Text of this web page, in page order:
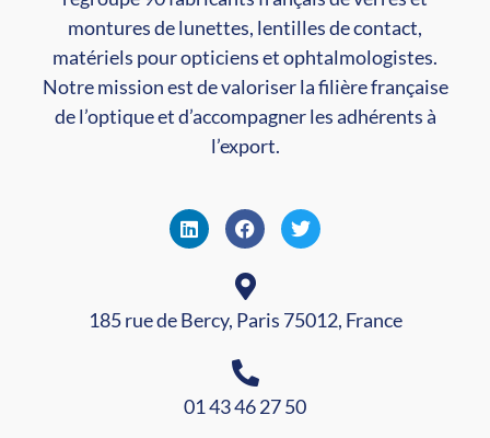
montures de lunettes, lentilles de contact,
matériels pour opticiens et ophtalmologistes.
Notre mission est de valoriser la filière française
de l’optique et d’accompagner les adhérents à
l’export.
185 rue de Bercy, Paris 75012, France
01 43 46 27 50